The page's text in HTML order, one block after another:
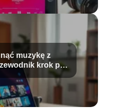
muzykę z
krok po
kroku